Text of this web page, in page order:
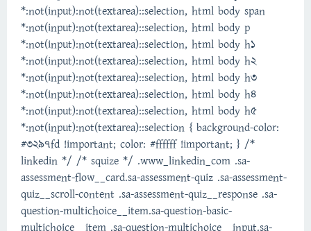
*:not(input):not(textarea)::selection, html body span
*:not(input):not(textarea)::selection, html body p
*:not(input):not(textarea)::selection, html body h1
*:not(input):not(textarea)::selection, html body h2
*:not(input):not(textarea)::selection, html body h3
*:not(input):not(textarea)::selection, html body h4
*:not(input):not(textarea)::selection, html body h5
*:not(input):not(textarea)::selection { background-color:
#3297fd !important; color: #ffffff !important; } /*
linkedin */ /* squize */ .www_linkedin_com .sa-
assessment-flow__card.sa-assessment-quiz .sa-assessment-
quiz__scroll-content .sa-assessment-quiz__response .sa-
question-multichoice__item.sa-question-basic-
multichoice__item .sa-question-multichoice__input.sa-